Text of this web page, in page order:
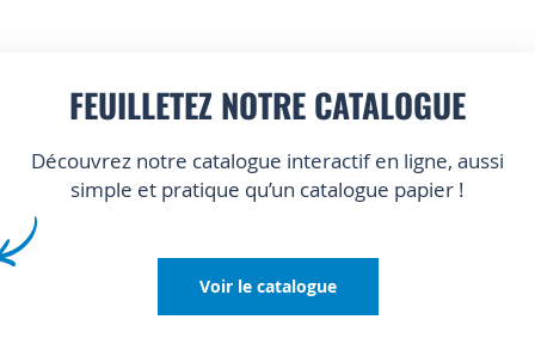
FEUILLETEZ NOTRE CATALOGUE
Découvrez notre catalogue interactif en ligne, aussi
simple et pratique qu’un catalogue papier !
Voir le catalogue